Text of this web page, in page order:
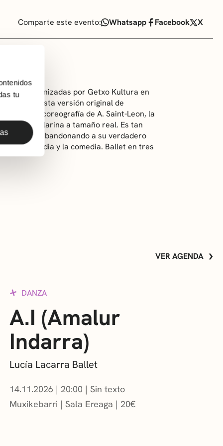
tu
Comparte este evento: Whatsapp Facebook X
organizadas por Getxo Kultura en
en esta versión original de
y con la coreografía de A. Saint-Leon, la
bailarina a tamaño real. Es tan
de ella, abandonando a su verdadero
la tragedia y la comedia. Ballet en tres
VER AGENDA
DANZA
A.I (Amalur
Indarra)
Lucía Lacarra Ballet
14.11.2026 | 20:00
Sin texto
Muxikebarri | Sala Ereaga 20€